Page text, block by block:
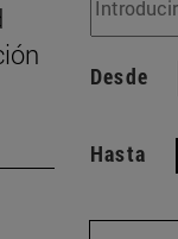
Desde
Hasta